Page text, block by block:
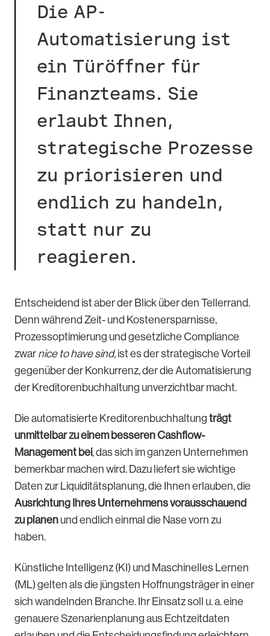
Die AP-
Automatisierung ist
ein Türöffner für
Finanzteams. Sie
erlaubt Ihnen,
strategische Prozesse
zu priorisieren und
endlich zu handeln,
statt nur zu
reagieren.
Entscheidend ist aber der Blick über den Tellerrand.
Denn während Zeit- und Kostenersparnisse,
Prozessoptimierung und gesetzliche Compliance
zwar nice to have sind, ist es der strategische Vorteil
gegenüber der Konkurrenz, der die Automatisierung
der Kreditorenbuchhaltung unverzichtbar macht.
Die automatisierte Kreditorenbuchhaltung trägt
unmittelbar zu einem besseren Cashflow-
Management bei, das sich im ganzen Unternehmen
bemerkbar machen wird. Dazu liefert sie wichtige
Daten zur Liquiditätsplanung, die Ihnen erlauben, die
Ausrichtung Ihres Unternehmens vorausschauend
zu planen und endlich einmal die Nase vorn zu
haben.
Künstliche Intelligenz (KI) und Maschinelles Lernen
(ML) gelten als die jüngsten Hoffnungsträger in einer
sich wandelnden Branche. Ihr Einsatz soll u. a. eine
genauere Szenarienplanung aus Echtzeitdaten